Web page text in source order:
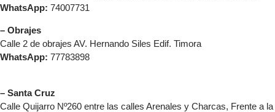
WhatsApp: 74007731
– Obrajes
Calle 2 de obrajes AV. Hernando Siles Edif. Timora
WhatsApp: 77783898
– Santa Cruz
Calle Quijarro Nº260 entre las calles Arenales y Charcas, Frente a la